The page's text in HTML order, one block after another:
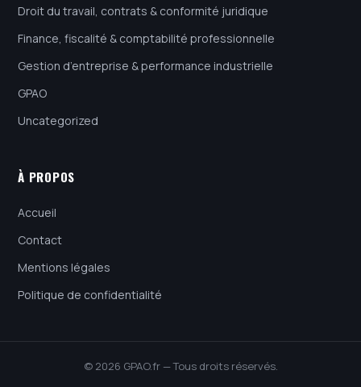
Droit du travail, contrats & conformité juridique
Finance, fiscalité & comptabilité professionnelle
Gestion d’entreprise & performance industrielle
GPAO
Uncategorized
À PROPOS
Accueil
Contact
Mentions légales
Politique de confidentialité
© 2026 GPAO.fr — Tous droits réservés.